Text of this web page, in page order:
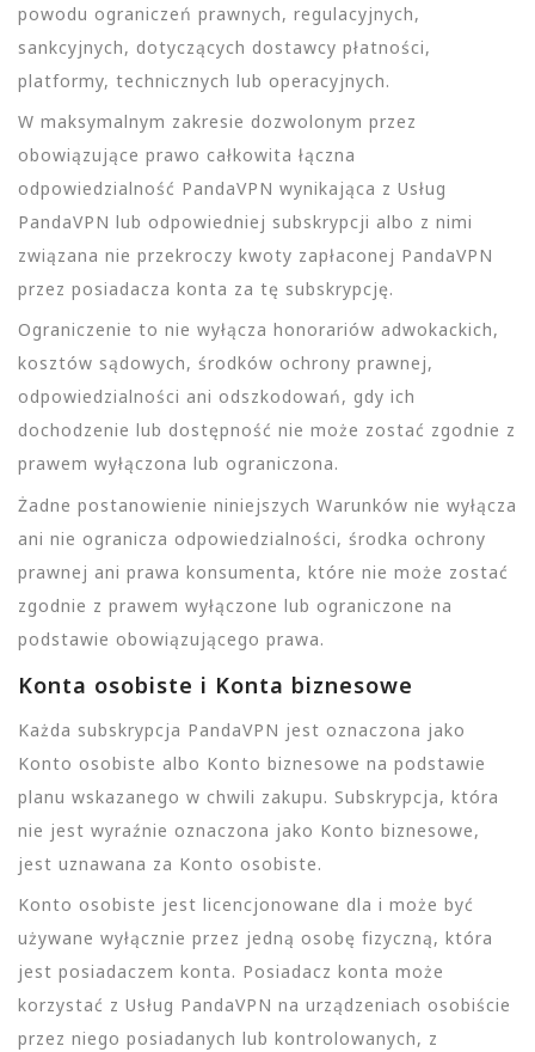
powodu ograniczeń prawnych, regulacyjnych,
sankcyjnych, dotyczących dostawcy płatności,
platformy, technicznych lub operacyjnych.
W maksymalnym zakresie dozwolonym przez
obowiązujące prawo całkowita łączna
odpowiedzialność PandaVPN wynikająca z Usług
PandaVPN lub odpowiedniej subskrypcji albo z nimi
związana nie przekroczy kwoty zapłaconej PandaVPN
przez posiadacza konta za tę subskrypcję.
Ograniczenie to nie wyłącza honorariów adwokackich,
kosztów sądowych, środków ochrony prawnej,
odpowiedzialności ani odszkodowań, gdy ich
dochodzenie lub dostępność nie może zostać zgodnie z
prawem wyłączona lub ograniczona.
Żadne postanowienie niniejszych Warunków nie wyłącza
ani nie ogranicza odpowiedzialności, środka ochrony
prawnej ani prawa konsumenta, które nie może zostać
zgodnie z prawem wyłączone lub ograniczone na
podstawie obowiązującego prawa.
Konta osobiste i Konta biznesowe
Każda subskrypcja PandaVPN jest oznaczona jako
Konto osobiste albo Konto biznesowe na podstawie
planu wskazanego w chwili zakupu. Subskrypcja, która
nie jest wyraźnie oznaczona jako Konto biznesowe,
jest uznawana za Konto osobiste.
Konto osobiste jest licencjonowane dla i może być
używane wyłącznie przez jedną osobę fizyczną, która
jest posiadaczem konta. Posiadacz konta może
korzystać z Usług PandaVPN na urządzeniach osobiście
przez niego posiadanych lub kontrolowanych, z